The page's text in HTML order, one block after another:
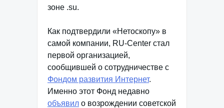
зоне .su.
Как подтвердили «Нетоскопу» в
самой компании, RU-Center стал
первой организацией,
сообщившей о сотрудничестве с
Фондом развития Интернет.
Именно этот Фонд недавно
объявил о возрождении советской